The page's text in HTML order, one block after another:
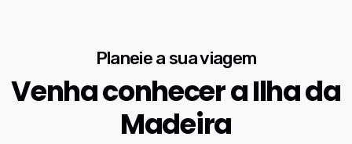
Planeie a sua viagem
Venha conhecer a Ilha da
Madeira